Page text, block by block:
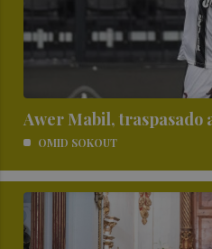
Awer Mabil, traspasado
OMID SOKOUT